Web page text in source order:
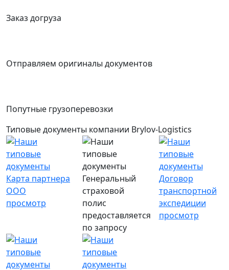
Заказ догруза
Отправляем оригиналы документов
Попутные грузоперевозки
Типовые документы компании Brylov-Logistics
Карта партнера
ООО
просмотр
Генеральный
страховой
полис
предоставляется
по запросу
Договор
транспортной
экспедиции
просмотр